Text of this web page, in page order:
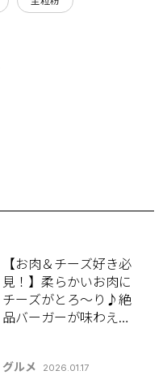
【お肉＆チーズ好き必
見！】柔らかいお肉に
チーズがとろ〜り♪絶
品バーガーが味わえる
グルメ 2026.01.17